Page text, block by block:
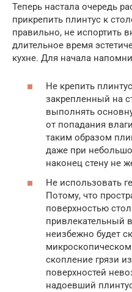
Теперь настала очередь
прикрепить плинтус к
правильно, не испортить
длительное время
кухне. Для начала
Не крепить
закрепленный на
выполнять
от попадания
таким образом
даже при
наконец стену не
Не использовать
Потому, что
поверхностью
привлекательный
неизбежно будет
микроскопическом
скопление грязи
поверхностей
надоевший